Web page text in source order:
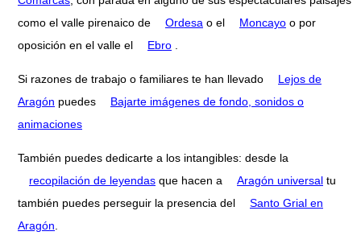
como el valle pirenaico de
Ordesa o el Moncayo o por
oposición en el valle el
Ebro .
Si razones de trabajo o familiares te han llevado
Lejos de
Aragón puedes
Bajarte imágenes de fondo, sonidos o
animaciones
También puedes dedicarte a los intangibles: desde la
recopilación de leyendas que hacen a Aragón universal tu
también puedes perseguir la presencia del
Santo Grial en
Aragón.